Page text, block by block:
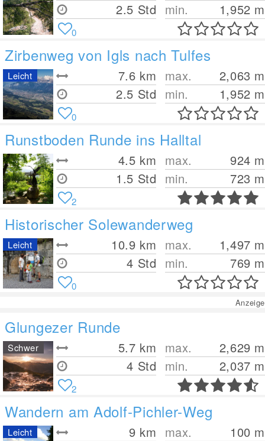
2.5 Std min.
1,952 m
0
Zirbenweg von Igls nach Tulfes
7.6 km
2.5 Std
max. 2,063 m
min.
1,952 m
Leicht
0
Runstboden Runde ins Halltal
4.5 km
1.5 Std
max. 924 m
min.
723 m
2
Historischer Solewanderweg
10.9 km
4 Std
max. 1,497 m
min.
769 m
Leicht
0
Anzeige
Glungezer Runde
5.7 km
4 Std
max. 2,629 m
min.
2,037 m
Schwer
2
Wandern am Adolf-Pichler-Weg
9 km max. 100 m
Leicht